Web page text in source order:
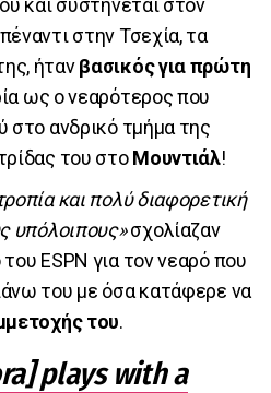
στην Τσεχία, τα
ήτανβασικός για πρώτη
ως ο νεαρότερος που
στο ανδρικό τμήμα της
του στοΜουντιάλ!
και πολύ διαφορετική
υπόλοιπους»σχολίαζαν
ESPN για τον νεαρό που
του με όσα κατάφερε να
του.
plays with a